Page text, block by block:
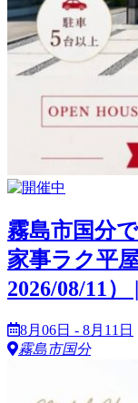
霧島市国分
家事ラク平
2026/08/11
8月06日 - 8月11日
霧島市国分